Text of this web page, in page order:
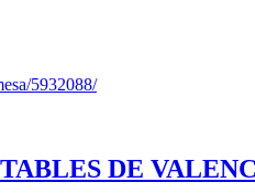
5932088/
DE